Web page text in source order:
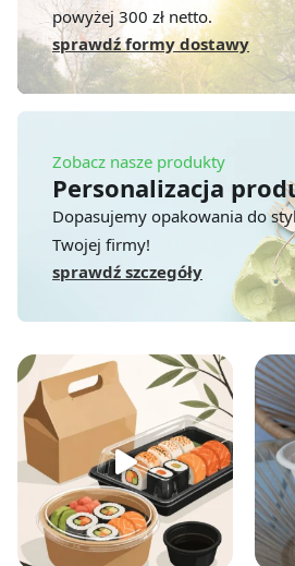
powyżej 300 zł netto.
sprawdź formy dostawy
Zobacz nasze produkty
Personalizacja
Dopasujemy opakowania do
Twojej firmy!
sprawdź szczegóły